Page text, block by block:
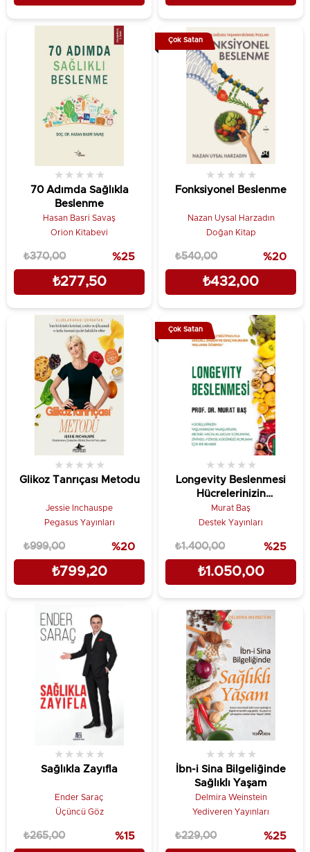
70 Adımda Sağlıkla
Beslenme
★ ★ ★ ★ ★
Hasan Basri Savaş
Orion Kitabevi
₺277,50
₺370,00 %25
Fonksiyonel Beslenme
★ ★ ★ ★ ★
Nazan Uysal Harzadın
Doğan Kitap
₺432,00
₺540,00 %20
Çok Satan
Glikoz Tanrıçası Metodu
★ ★ ★ ★ ★
Jessie Inchauspe
Pegasus Yayınları
₺799,20
₺999,00 %20
Longevity Beslenmesi
Hücrelerinizin
yaşlanmasını
yavaşlatmak, kronik
zihinsel-fiziksel gücünüzü
korumak için bir rehber
★ ★ ★ ★ ★
Murat Baş
Destek Yayınları
₺1.050,00
₺1.400,00 %25
Çok Satan
Sağlıkla Zayıfla
★ ★ ★ ★ ★
Ender Saraç
Üçüncü Göz
₺265,00 %15
İbn-i Sina Bilgeliğinde
Sağlıklı Yaşam
★ ★ ★ ★ ★
Delmira Weinstein
Yediveren Yayınları
₺229,00 %25